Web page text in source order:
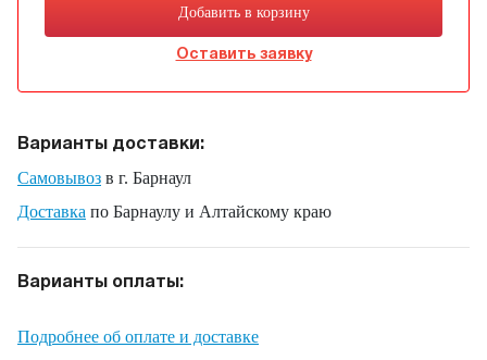
Добавить в корзину
Оставить заявку
Варианты доставки:
Самовывоз в г. Барнаул
Доставка по Барнаулу и Алтайскому краю
Варианты оплаты:
Подробнее об оплате и доставке